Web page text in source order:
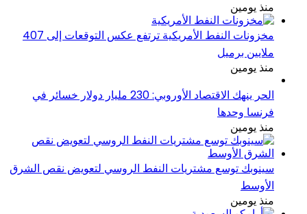
منذ يومين
مخزونات النفط الأمريكية ترتفع عكس التوقعات إلى 407
ملايين برميل
منذ يومين
الحر ينهك الاقتصاد الأوروبي: 230 مليار دولار خسائر في
فرنسا وحدها
منذ يومين
سينوبك توسع مشتريات النفط الروسي لتعويض نقص الشرق
الأوسط
منذ يومين